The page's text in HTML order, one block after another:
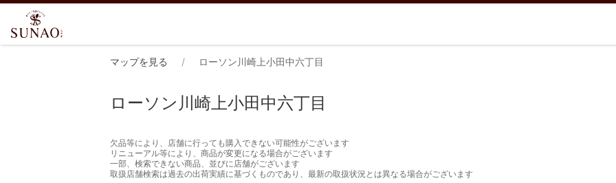
マップを見る ローソン川崎上小田中六丁目
ローソン川崎上小田中六丁目
欠品等により、店舗に行っても購入できない可能性がございます
リニューアル等により、商品が変更になる場合がございます
一部、検索できない商品、並びに店舗がございます
取扱店舗検索は過去の出荷実績に基づくものであり、最新の取扱状況とは異なる場合がございます